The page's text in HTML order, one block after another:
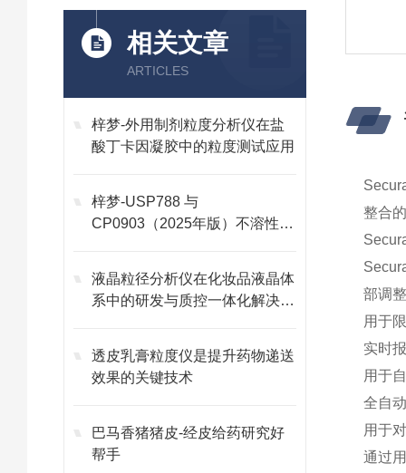
相关文章
ARTICLES
梓梦-外用制剂粒度分析仪在盐
酸丁卡因凝胶中的粒度测试应用
梓梦-USP788 与
CP0903（2025年版）不溶性微
液晶粒径分析仪在化妆品液晶体
系中的研发与质控一体化解决方
透皮乳膏粒度仪是提升药物递送
效果的关键技术
巴马香猪猪皮-经皮给药研究好
帮手
整合
部调
用于
实时
用于
全自
用于
通过